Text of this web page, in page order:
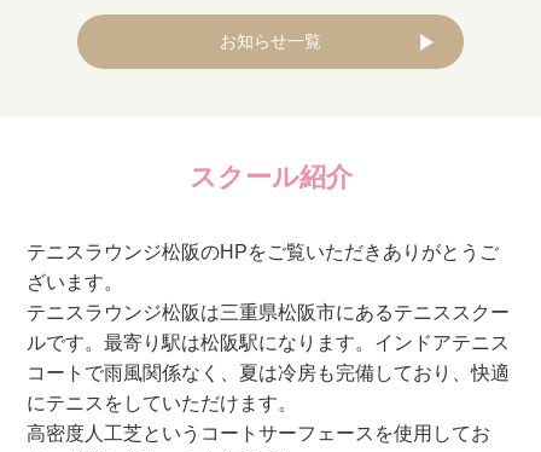
お知らせ一覧
スクール紹介
テニスラウンジ松阪のHPをご覧いただきありがとうご
ざいます。
テニスラウンジ松阪は三重県松阪市にあるテニススクー
ルです。最寄り駅は松阪駅になります。インドアテニス
コートで雨風関係なく、夏は冷房も完備しており、快適
にテニスをしていただけます。
高密度人工芝というコートサーフェースを使用してお